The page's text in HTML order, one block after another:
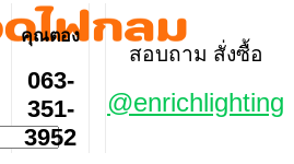
คุณตอง
063-
351-
3952
สอบถาม สั่งซื้อ
@enrichlighting